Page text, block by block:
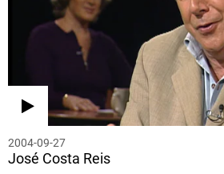
2004-09-27
José Costa Reis